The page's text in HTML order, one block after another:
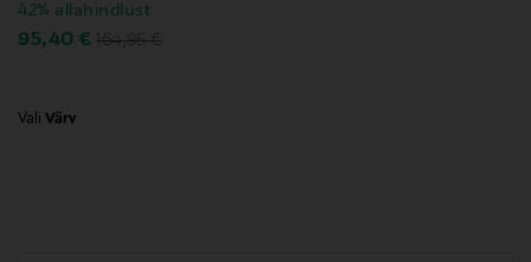
42% allahindlust
Discounted Price
95,40 € Original Price
164,95 €
Vali Värv